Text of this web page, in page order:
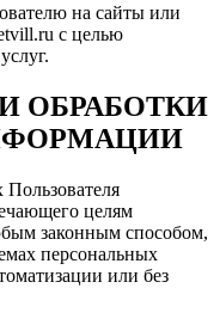
на сайты или
с целью
ОБРАБОТКИ
целям
законным способом,
персональных
или без